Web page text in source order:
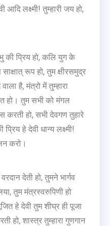
आदि लक्ष्मी! तुम्हारी जय हो,
की प्रिय हो, कलि युग के
रूप हो, तुम क्षीरसमुद्र
है, मंत्रो में तुम्हारा
हो। तुम सभी को मंगल
करती हो, सभी देवगण तुहारे
हे देवी धान्य लक्ष्मी!
करो।
देती हो, तुमने भार्गव
तुम मंत्रस्वरुपिणी हो
हे देवी तुम शीघ्र ही पूजा
हो, शास्त्र तुम्हारा गुणगान